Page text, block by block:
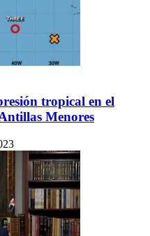
tropical en el
Menores